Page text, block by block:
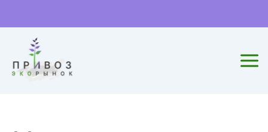
к
содержимому